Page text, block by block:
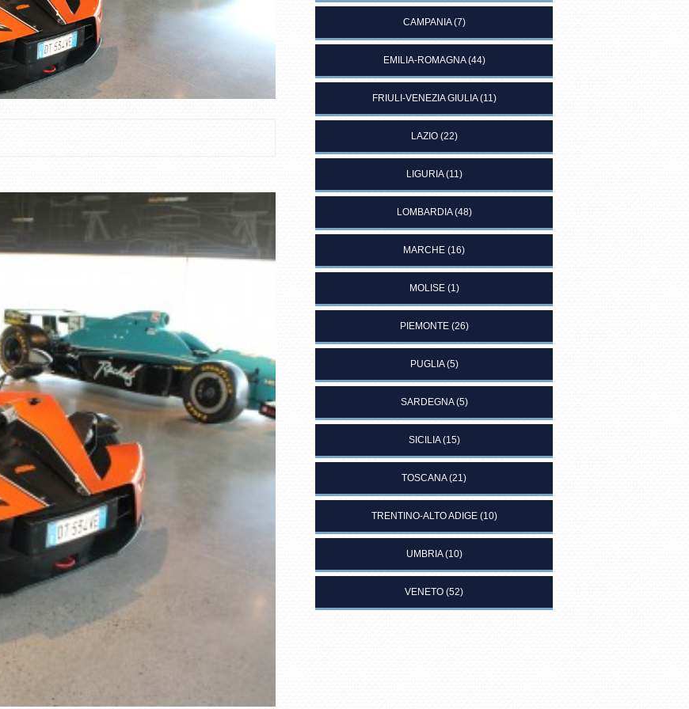
CAMPANIA(7)
EMILIA-ROMAGNA(44)
FRIULI-VENEZIA GIULIA(11)
LAZIO(22)
LIGURIA(11)
LOMBARDIA(48)
MARCHE (16)
MOLISE(1)
PIEMONTE(26)
PUGLIA(5)
SARDEGNA(5)
SICILIA(15)
TOSCANA(21)
TRENTINO-ALTO ADIGE(10)
UMBRIA(10)
VENETO (52)